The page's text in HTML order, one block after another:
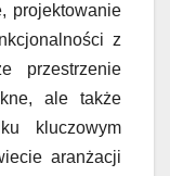
projektowanie
z
przestrzenie
ale także
kluczowym
aranżacji